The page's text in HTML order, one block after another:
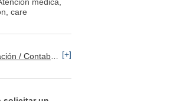
care
y Finanzas [+]